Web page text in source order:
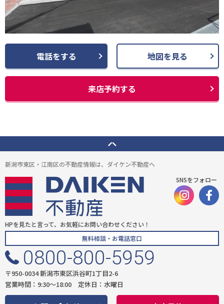
客さまの個人情報（お客さまの電子メールアドレス、氏名、住所、電話番
号等）を取得いたしますが、これらの個人情報は下記の目的に利用させて
いただきます。
(2) 不動産についてのサービスのアフターサービスの提供
(3) 不動産についてのサービスのお知らせ・ＰＲ、調査・データ集積、研
究開発
(5) その他上記(1)から(4)に附随する業務の実施
このように提供された個人データにつきましては、サイト管理会社におい
ルマガジンなどによる情報提供、お客様による購買の分析をして、当社の
事業運営を改善するために、個人データ（お客様が指定された他の方の宛
先情報を除く）を利用します。
当社は、サイト管理会社に対し、個人情報保護法を遵守し、お客様のプラ
イバシーに配慮した個人情報の取り扱いをすることを規約などで義務づけ
４．お客様情報の第三者への開示・提供
当社は、前項3．の利用目的に記載した場合及び以下のいずれかに該当す
る場合を除き、お客さま情報を第三者へ開示又は提供いたしません。
(1) ご本人の同意がある場合
(2) 法令に基づき開示・提供を求められた場合
電話をする 地図を見る
来店予約する
新潟市東区・江南区の不動産情報は、ダイケン不動産へ
SNSをフォロー
HPを見たと言って、お気軽にお問い合わせください！
無料相談・お電話窓口
0800-800-5959
〒950-0034 新潟市東区浜谷町1丁目2-6
営業時間：9:30〜18:00 定休日：水曜日